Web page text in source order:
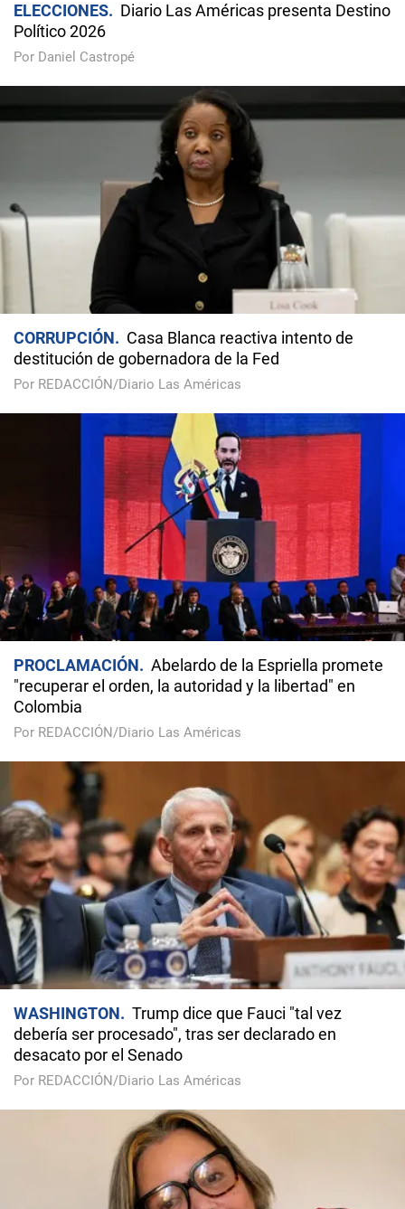
ELECCIONES
Diario Las Américas presenta Destino
Político 2026
Por Daniel Castropé
CORRUPCIÓN
Casa Blanca reactiva intento de
destitución de gobernadora de la Fed
Por REDACCIÓN/Diario Las Américas
PROCLAMACIÓN
Abelardo de la Espriella promete
"recuperar el orden, la autoridad y la libertad" en
Colombia
Por REDACCIÓN/Diario Las Américas
WASHINGTON
Trump dice que Fauci "tal vez
debería ser procesado", tras ser declarado en
desacato por el Senado
Por REDACCIÓN/Diario Las Américas